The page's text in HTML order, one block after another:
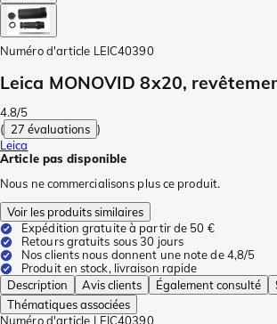
Numéro d'article LEIC40390
Leica MONOVID 8x20,
4.8/5
( 27 évaluations )
Leica
Article pas disponible
Nous ne commercialisons plus ce produit.
Voir les produits similaires
Expédition gratuite à partir de 50 €
Retours gratuits sous 30 jours
Nos clients nous donnent une note de 4,8/5
Produit en stock, livraison rapide
Description
Avis clients Également consulté
Thématiques associées
Numéro d'article LEIC40390